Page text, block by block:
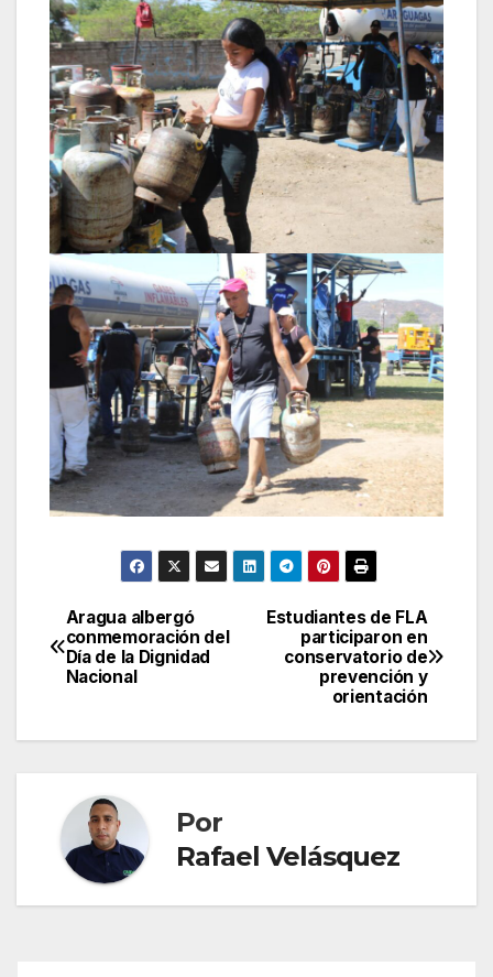
Navegación
de
Estudiantes de FLA
participaron en
conservatorio de
prevención y
orientación
Aragua albergó
conmemoración del
Día de la Dignidad
Nacional
Por
Rafael Velásquez